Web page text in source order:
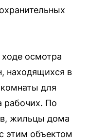
осмотра
находящихся в
для
рабочих. По
жильцы дома
этим объектом